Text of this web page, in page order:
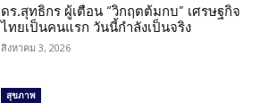
ดร.สุทธิกร ผู้เตือน “วิกฤตต้มกบ” เศรษฐกิจ
ไทยเป็นคนแรก วันนี้กำลังเป็นจริง
สิงหาคม 3, 2026
สุขภาพ